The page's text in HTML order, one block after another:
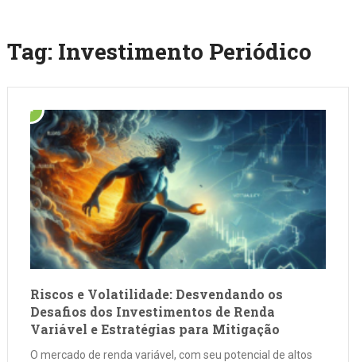
Tag: Investimento Periódico
Riscos e Volatilidade: Desvendando os
Desafios dos Investimentos de Renda
Variável e Estratégias para Mitigação
O mercado de renda variável, com seu potencial de altos